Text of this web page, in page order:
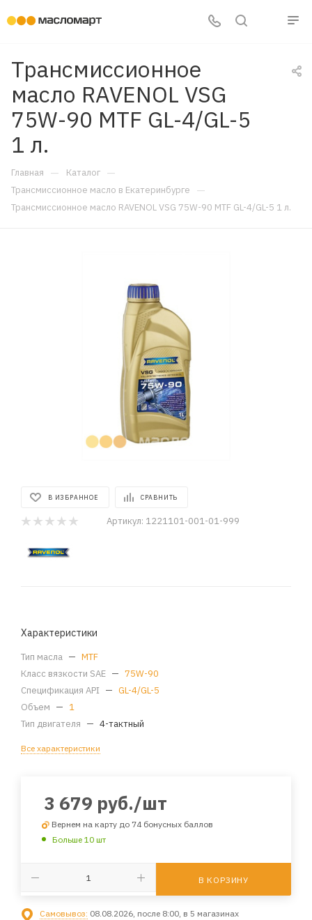
Трансмиссионное
масло RAVENOL VSG
75W-90 MTF GL-4/GL-5
1 л.
Главная — Каталог —
Трансмиссионное масло в Екатеринбурге —
Трансмиссионное масло RAVENOL VSG 75W-90 MTF GL-4/GL-5 1 л.
В ИЗБРАННОЕ СРАВНИТЬ
Артикул: 1221101-001-01-999
Характеристики
Тип масла — MTF
Класс вязкости SAE — 75W-90
Спецификация API — GL-4/GL-5
Объем — 1
Тип двигателя — 4-тактный
Все характеристики
3 679 руб./шт
Вернем на карту до 74 бонусных баллов
Больше 10 шт
В КОРЗИНУ
Самовывоз: 08.08.2026, после 8:00, в 5 магазинах